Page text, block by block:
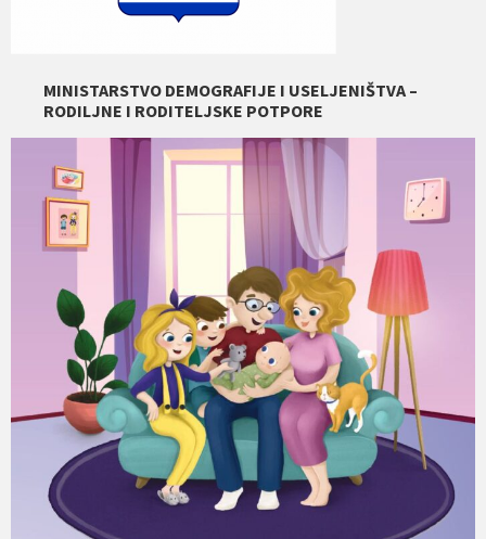
MINISTARSTVO DEMOGRAFIJE I USELJENIŠTVA –
RODILJNE I RODITELJSKE POTPORE